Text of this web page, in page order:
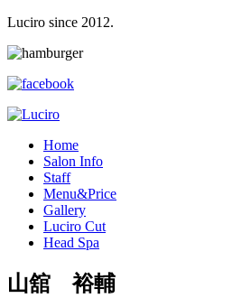
Luciro since 2012.
Home
Salon Info
Staff
Menu&Price
Gallery
Luciro Cut
Head Spa
山舘 裕輔